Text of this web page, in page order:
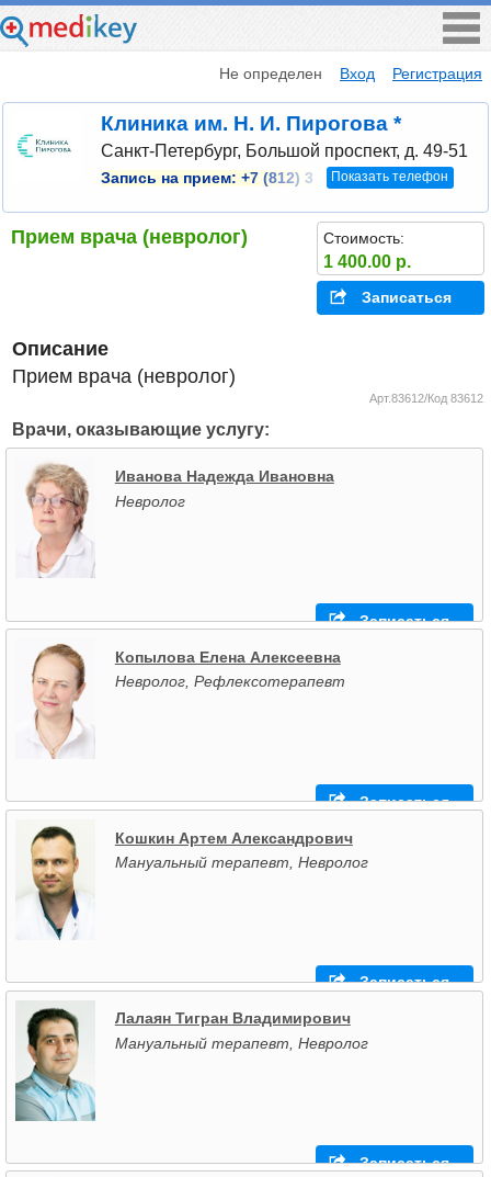
Не определен Вход Регистрация
Клиника им. Н. И. Пирогова *
Санкт-Петербург, Большой проспект, д. 49-51
Запись на прием: +7 (812) 3 Показать телефон
Прием врача (невролог) Стоимость:
1 400.00 р.
Записаться
Описание
Прием врача (невролог)
Арт.83612/Код 83612
Врачи, оказывающие услугу:
Иванова Надежда Ивановна
Невролог
Записаться
Копылова Елена Алексеевна
Невролог, Рефлексотерапевт
Записаться
Кошкин Артем Александрович
Мануальный терапевт, Невролог
Записаться
Лалаян Тигран Владимирович
Мануальный терапевт, Невролог
Записаться